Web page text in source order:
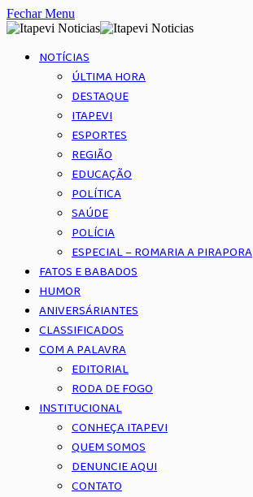
Fechar Menu
NOTÍCIAS
ÚLTIMA HORA
DESTAQUE
ITAPEVI
ESPORTES
REGIÃO
EDUCAÇÃO
POLÍTICA
SAÚDE
POLÍCIA
ESPECIAL – ROMARIA A PIRAPORA
FATOS E BABADOS
HUMOR
ANIVERSÁRIANTES
CLASSIFICADOS
COM A PALAVRA
EDITORIAL
RODA DE FOGO
INSTITUCIONAL
CONHEÇA ITAPEVI
QUEM SOMOS
DENUNCIE AQUI
CONTATO